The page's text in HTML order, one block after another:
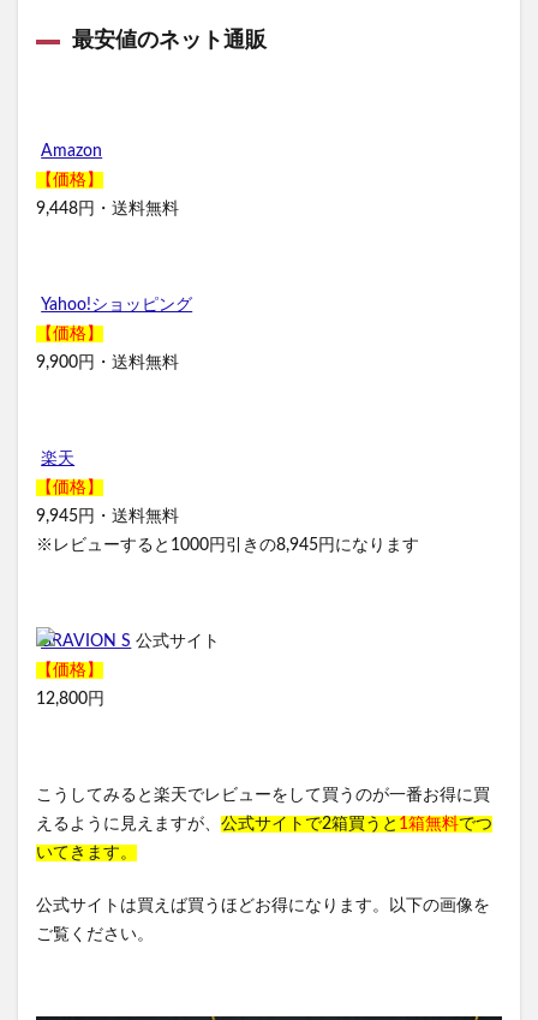
最安値のネット通販
Amazon
【価格】
9,448円・送料無料
Yahoo!ショッピング
【価格】
9,900円・送料無料
楽天
【価格】
9,945円・送料無料
※レビューすると1000円引きの8,945円になります
BRAVION S 公式サイト
【価格】
12,800円
こうしてみると楽天でレビューをして買うのが一番お得に買
えるように見えますが、 公式サイトで2箱買うと 1箱無料でつ
いてきます。
公式サイトは買えば買うほどお得になります。以下の画像を
ご覧ください。